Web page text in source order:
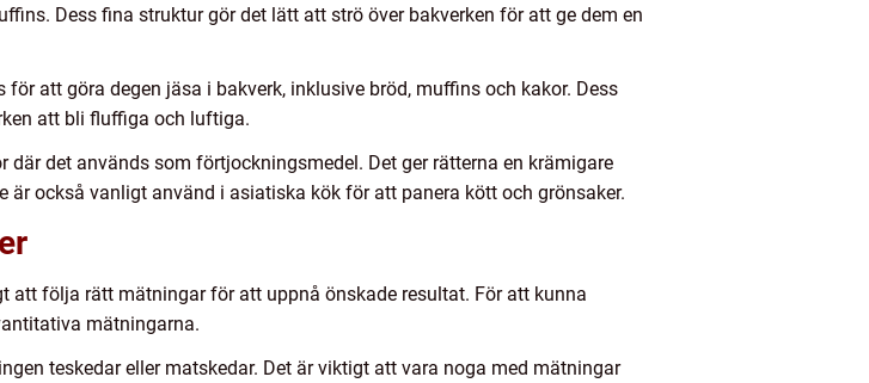
Dess fina struktur gör det lätt att strö över bakverken för att ge dem en
att göra degen jäsa i bakverk, inklusive bröd, muffins och kakor. Dess
att bli fluffiga och luftiga.
det används som förtjockningsmedel. Det ger rätterna en krämigare
också vanligt använd i asiatiska kök för att panera kött och grönsaker.
att följa rätt mätningar för att uppnå önskade resultat. För att kunna
mätningarna.
teskedar eller matskedar. Det är viktigt att vara noga med mätningar